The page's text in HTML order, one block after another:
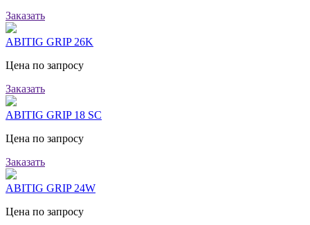
Заказать
ABITIG GRIP 26K
Цена по запросу
Заказать
ABITIG GRIP 18 SC
Цена по запросу
Заказать
ABITIG GRIP 24W
Цена по запросу